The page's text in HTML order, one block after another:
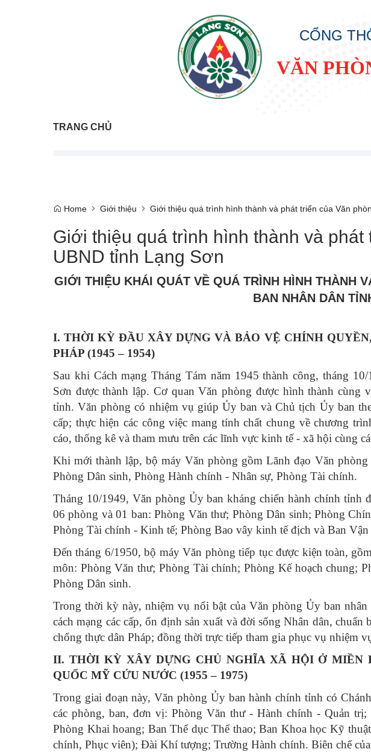
CỔNG
VĂN
TRANG CHỦ
Home Giới thiệu Giới thiệu quá trình hình thành và phát triển của Văn
Giới thiệu quá trình hình thành và phát
UBND tỉnh Lạng Sơn
GIỚI THIỆU KHÁI QUÁT VỀ QUÁ TRÌNH HÌNH THÀNH
BAN NHÂN DÂN
I. THỜI KỲ ĐẦU XÂY DỰNG VÀ BẢO VỆ CHÍNH
PHÁP (1945 – 1954)
Sau khi Cách mạng Tháng Tám năm 1945 thành công, tháng
Sơn được thành lập. Cơ quan Văn phòng được hình thành cùng
tỉnh. Văn phòng có nhiệm vụ giúp Ủy ban và Chủ tịch Ủy ban
cấp; thực hiện các công việc mang tính chất chung về chương
cáo, thống kê và tham mưu trên các lĩnh vực kinh tế - xã hội cùng
Khi mới thành lập, bộ máy Văn phòng gồm Lãnh đạo Văn
Phòng Dân sinh, Phòng Hành chính - Nhân sự, Phòng Tài chính.
Tháng 10/1949, Văn phòng Ủy ban kháng chiến hành chính tỉnh
06 phòng và 01 ban: Phòng Văn thư; Phòng Dân sinh; Phòng
Phòng Tài chính - Kinh tế; Phòng Bao vây kinh tế địch và Ban
Đến tháng 6/1950, bộ máy Văn phòng tiếp tục được kiện toàn,
môn: Phòng Văn thư; Phòng Tài chính; Phòng Kế hoạch chung;
Phòng Dân sinh.
Trong thời kỳ này, nhiệm vụ nổi bật của Văn phòng Ủy ban
cách mạng các cấp, ổn định sản xuất và đời sống Nhân dân,
chống thực dân Pháp; đồng thời trực tiếp tham gia phục vụ nhiệm
II. THỜI KỲ XÂY DỰNG CHỦ NGHĨA XÃ HỘI Ở MIỀN
QUỐC MỸ CỨU NƯỚC (1955 – 1975)
Trong giai đoạn này, Văn phòng Ủy ban hành chính tỉnh có
các phòng, ban, đơn vị: Phòng Văn thư - Hành chính - Quản
Phòng Khai hoang; Ban Thể dục Thể thao; Ban Khoa học Kỹ
chính, Phục viên); Đài Khí tượng; Trường Hành chính. Biên chế